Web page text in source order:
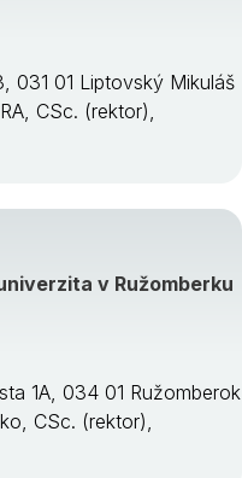
031 01 Liptovský Mikuláš
CSc. (rektor),
v Ružomberku
1A, 034 01 Ružomberok
CSc. (rektor),